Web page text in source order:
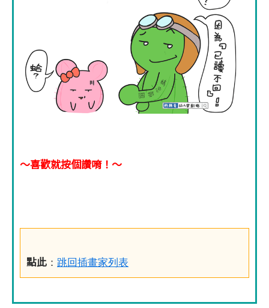
～喜歡就按個讚唷！～
點此 ： 跳回插畫家列表